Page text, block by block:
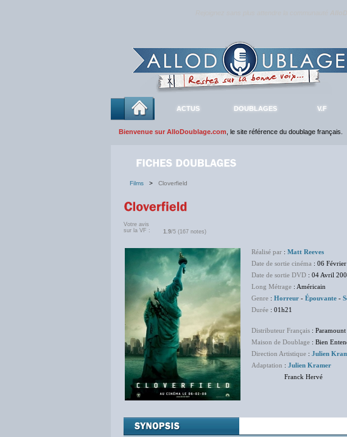
ACTUS DOUBLAGES V.F
Bienvenue sur AlloDoublage.com , le site référence du doublage français.
Films > Cloverfield
Votre avis
sur la VF :
1.9/5 (167 notes)
Réalisé par : Matt Reeves
Date de sortie cinéma : 06
Date de sortie DVD : 04 Avril
Long Métrage : Américain
Genre : Horreur - Épouvante -
Durée : 01h21
Distributeur Français :
Maison de Doublage : Bien
Direction Artistique : Julien
Adaptation : Julien Kramer
Franck Hervé